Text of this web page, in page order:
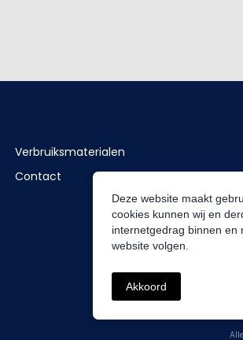
Verbruiksmaterialen
Contact
Deze website maakt
cookies kunnen wij en
internetgedrag binnen en
website volgen.
Akkoord